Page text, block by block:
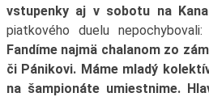
vstupenky aj v sobotu na
piatkového duelu nepochybovali:
Fandíme najmä chalanom zo
či Pánikovi. Máme mladý
na šampionáte umiestnime.